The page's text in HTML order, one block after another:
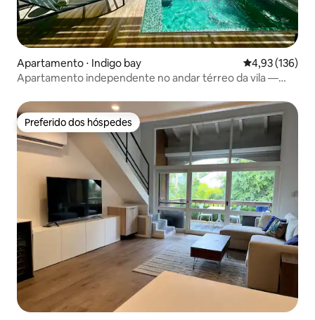
Apartamento ⋅ Indigo bay 4,93 de uma
4,93 (136)
Apartamento independente no andar térreo da vila —
Preferido dos hóspedes
Preferido dos hóspedes